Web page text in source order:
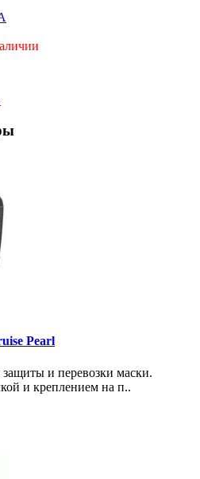
Pearl
и перевозки маски.
и креплением на п..